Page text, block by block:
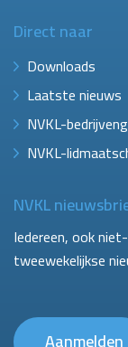
Direct naar
Downloads
Laatste nieuws
NVKL-
NVKL-
NVKL
Iedereen, ook
tweewekelijkse
Aanmelden